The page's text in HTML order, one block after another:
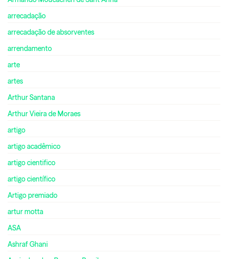
arrecadação
arrecadação de absorventes
arrendamento
arte
artes
Arthur Santana
Arthur Vieira de Moraes
artigo
artigo acadêmico
artigo cientifico
artigo científico
Artigo premiado
artur motta
ASA
Ashraf Ghani